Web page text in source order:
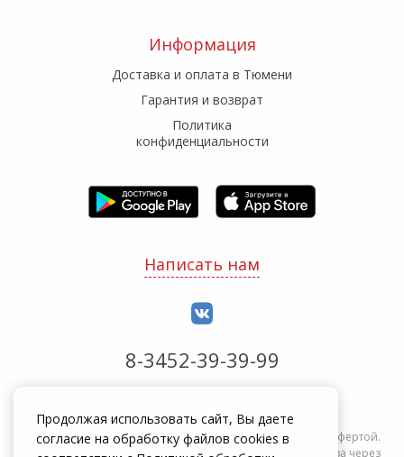
Информация
Доставка и оплата в Тюмени
Гарантия и возврат
Политика
конфиденциальности
Написать нам
8-3452-39-39-99
Информация на сайте zakrepi.ru не является публичной офертой.
Указанные цены действуют только при оформлении заказа через
Продолжая использовать сайт, Вы даете
согласие на обработку файлов cookies в